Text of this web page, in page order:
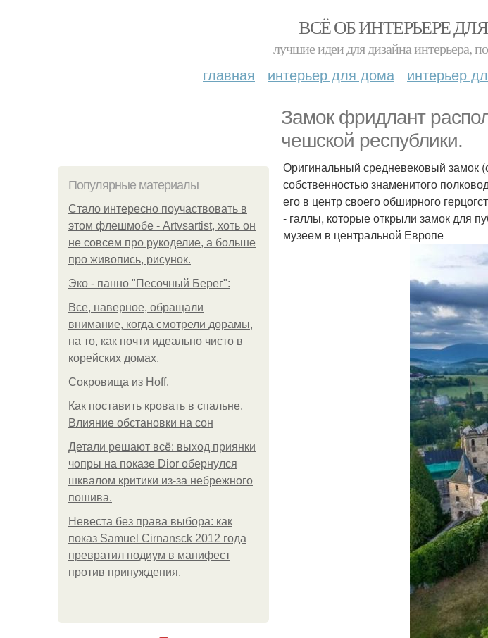
ВСЁ ОБ ИНТЕРЬЕРЕ
лучшие идеи для дизайна интерьера,
главная интерьер для дома интерьер
Замок фридлант
чешской республики.
Популярные материалы
Стало интересно поучаствовать в
этом флешмобе - Artvsartist, хоть он
не совсем про рукоделие, а больше
про живопись, рисунок.
Эко - панно "Песочный Берег":
Все, наверное, обращали
внимание, когда смотрели дорамы,
на то, как почти идеально чисто в
корейских домах.
Сокровища из Hoff.
Как поставить кровать в спальне.
Влияние обстановки на сон
Детали решают всё: выход приянки
чопры на показе Dior обернулся
шквалом критики из-за небрежного
пошива.
Невеста без права выбора: как
показ Samuel Cirnansck 2012 года
превратил подиум в манифест
против принуждения.
Оригинальный средневековый замок
собственностью знаменитого
его в центр своего обширного
- галлы, которые открыли замок для
музеем в центральной Европе